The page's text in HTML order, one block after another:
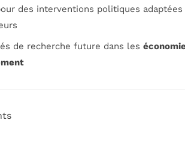
des interventions politiques adaptées
de recherche future dans les